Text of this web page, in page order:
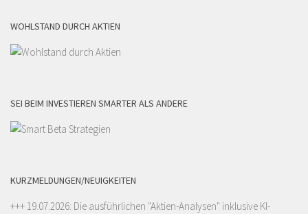
WOHLSTAND DURCH AKTIEN
SEI BEIM INVESTIEREN SMARTER ALS ANDERE
KURZMELDUNGEN/NEUIGKEITEN
+++ 19.07.2026: Die ausführlichen "Aktien-Analysen" inklusive KI-